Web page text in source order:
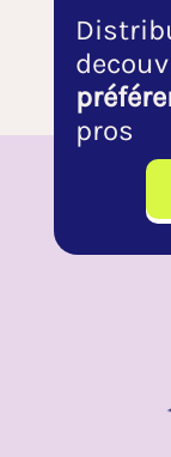
pros